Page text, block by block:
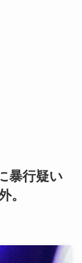
暴行疑い
。